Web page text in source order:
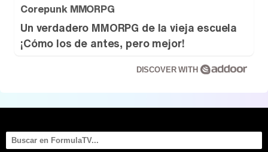
Corepunk MMORPG
Un verdadero MMORPG de la vieja escuela
¡Cómo los de antes, pero mejor!
DISCOVER WITH